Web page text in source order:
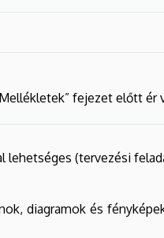
fejezet előtt ér
lehetséges (tervezési
diagramok és